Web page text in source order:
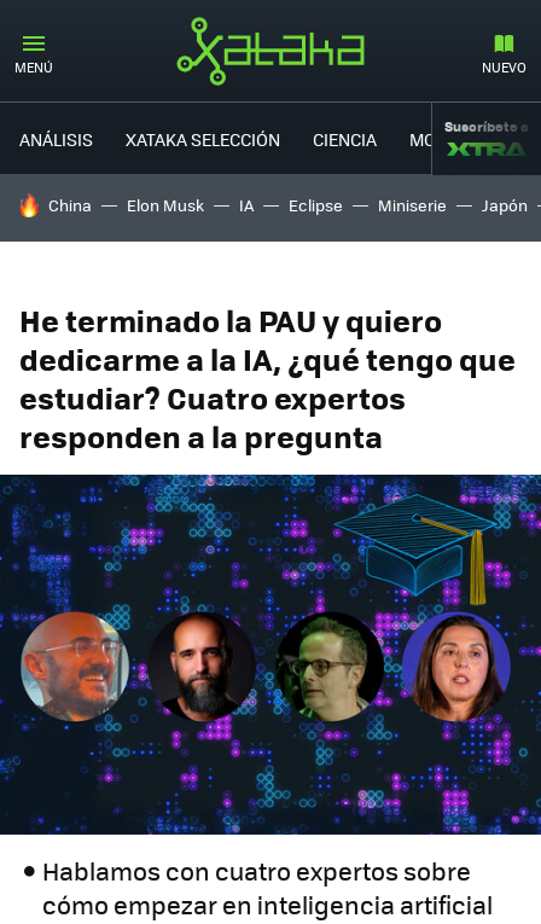
MENÚ NUEVO
ANÁLISIS XATAKA SELECCIÓN CIENCIA MOVILIDAD
Suscríbete a
HOY SE HABLA DE
China Elon Musk IA Eclipse Miniserie Japón
He terminado la PAU y quiero
dedicarme a la IA, ¿qué tengo que
estudiar? Cuatro expertos
responden a la pregunta
Hablamos con cuatro expertos sobre
cómo empezar en inteligencia artificial